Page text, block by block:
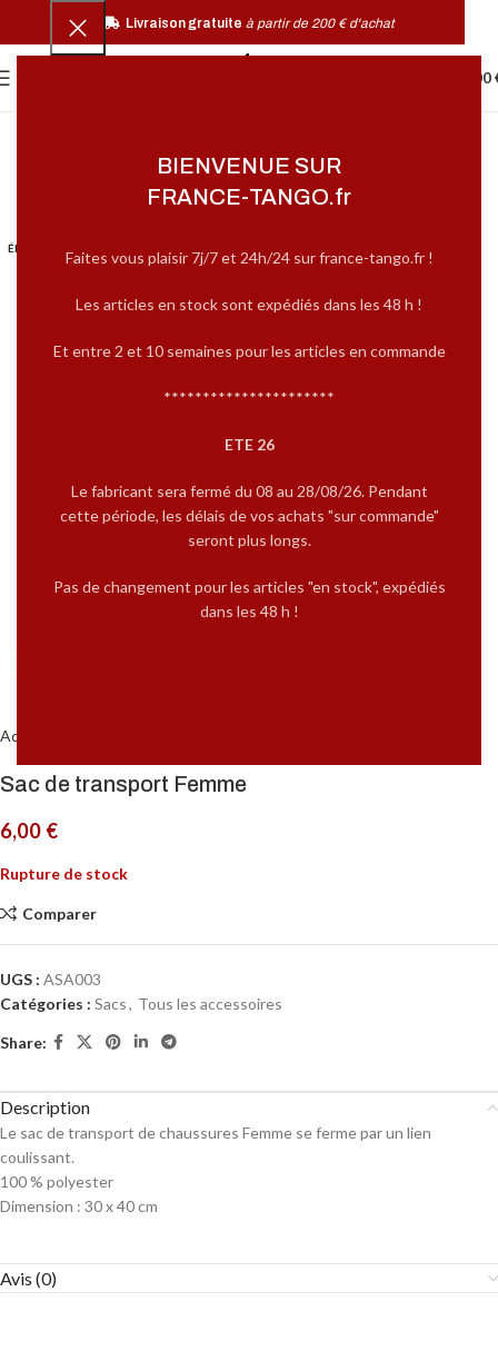
BIENVENUE SUR
FRANCE-TANGO.fr
Faites vous plaisir 7j/7 et 24h/24 sur france-tango.fr !
Les articles en stock sont expédiés dans les 48 h !
Et entre 2 et 10 semaines pour les articles en commande
**********************
ETE 26
Le fabricant sera fermé du 08 au 28/08/26. Pendant
cette période, les délais de vos achats "sur commande"
seront plus longs.
Pas de changement pour les articles "en stock", expédiés
dans les 48 h !
0,00
ÉPUISÉ
Accueil
Sac de transport Femme
6,00 €
Rupture de stock
Comparer
UGS : ASA003
Catégories : Sacs, Tous les accessoires
Share:
Description
Le sac de transport de chaussures Femme se ferme par un lien
coulissant.
100 % polyester
Dimension : 30 x 40 cm
Avis (0)
Livraison gratuite à partir de 200 € d'achat